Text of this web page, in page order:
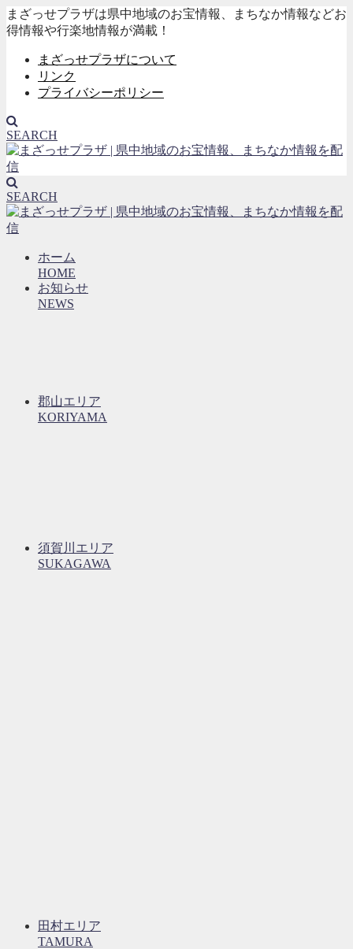
まざっせプラザは県中地域のお宝情報、まちなか情報などお
得情報や行楽地情報が満載！
まざっせプラザについて
リンク
プライバシーポリシー
SEARCH
SEARCH
ホーム
HOME
お知らせ
NEWS
郡山エリア
KORIYAMA
須賀川エリア
SUKAGAWA
田村エリア
TAMURA